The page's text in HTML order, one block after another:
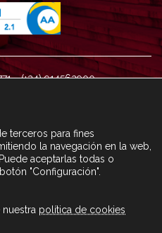
- (+34) 914562900
CON FCA TRAVÉS DEL
terceros para fines
la navegación en la web,
aceptarlas todas o
"Configuración".
política de cookies